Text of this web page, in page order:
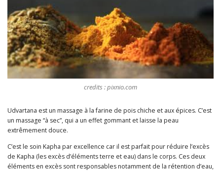
CONTACT & RDV
credits : pixnio.com
Udvartana est un massage à la farine de pois chiche et aux épices. C’est
un massage “à sec”, qui a un effet gommant et laisse la peau
extrêmement douce.
C’est le soin Kapha par excellence car il est parfait pour réduire l’excès
de Kapha (les excès d’éléments terre et eau) dans le corps. Ces deux
éléments en excès sont responsables notamment de la rétention d’eau,